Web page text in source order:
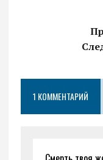
1 КОММЕНТАРИЙ